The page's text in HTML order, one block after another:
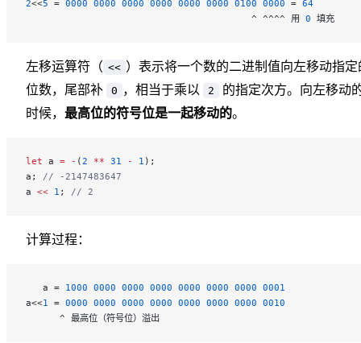
2<<5 = 0000 0000 0000 0000 0000 0000 0100 0000 = 64
                                        ^ ^^^^ 用
0 填充
左移运算符（ << ）表示将一个数的二进制值向左移动指定
位数，尾部补
0 ，相当于乘以 2
的指定次方。向左移动
时候， 最高位的符号位是一起移动的。
let a = - (2 ** 31 - 1 );
a; // -2147483647
a << 1 ; // 2
计算过程：
   a =
1000 0000 0000 0000 0000 0000 0000 0001
a<<1 = 0000 0000 0000 0000 0000 0000 0000 0010
      ^ 最高位（符号位）溢出